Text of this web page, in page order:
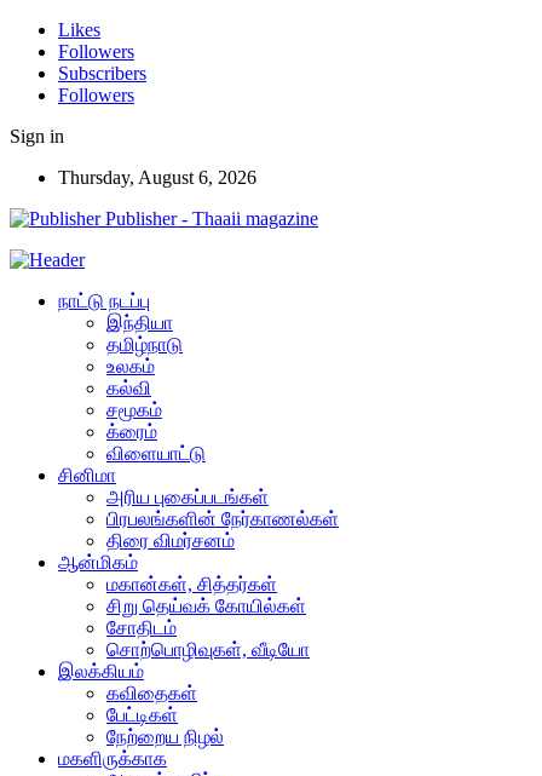
Likes
Followers
Subscribers
Followers
Sign in
Thursday, August 6, 2026
Publisher - Thaaii magazine
நாட்டு நடப்பு
இந்தியா
தமிழ்நாடு
உலகம்
கல்வி
சமூகம்
க்ரைம்
விளையாட்டு
சினிமா
அரிய புகைப்படங்கள்
பிரபலங்களின் நேர்காணல்கள்
திரை விமர்சனம்
ஆன்மிகம்
மகான்கள், சித்தர்கள்
சிறு தெய்வக் கோயில்கள்
சோதிடம்
சொற்பொழிவுகள், வீடியோ
இலக்கியம்
கவிதைகள்
பேட்டிகள்
நேற்றைய நிழல்
மகளிருக்காக